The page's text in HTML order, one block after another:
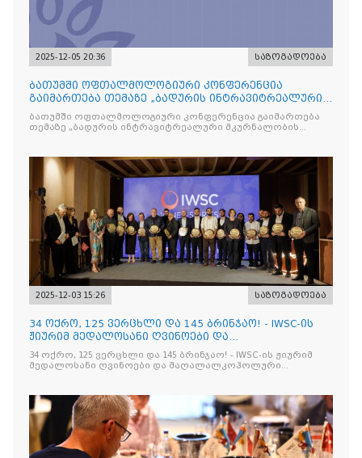
2025-12-05 20:36 საზოგადოება
ბათუმში ოფთალმოლოგიური კონფერენცია
გაიმართება თემაზე „ბადურის ინტრავიტრეალური
მკურნალობის ოპტიმიზაცი
ბათუმში ოფთალმოლოგიური კონფერენცია გაიმართება
თემაზე „ბადურის ინტრავიტრეალური მკურნალობის
2025-12-03 15:26 საზოგადოება
34 ოქრო, 125 ვერცხლი და 145 ბრინჯაო! - IWSC-ის
ჟიურიმ მედალოსანი ღვინოები და
მაღალალკოჰოლური სასმელე
34 ოქრო, 125 ვერცხლი და 145 ბრინჯაო! - IWSC-ის ჟიურიმ
მედალოსანი ღვინოები და მაღალალკოჰოლური